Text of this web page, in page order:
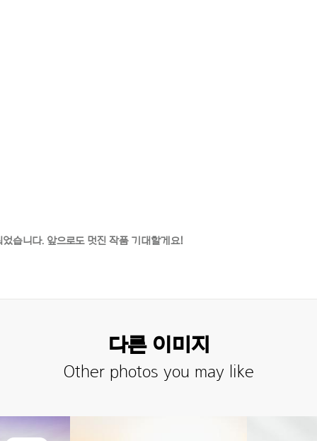
습니다. 앞으로도 멋진 작품 기대할게요!
다른 이미지
Other photos you may like